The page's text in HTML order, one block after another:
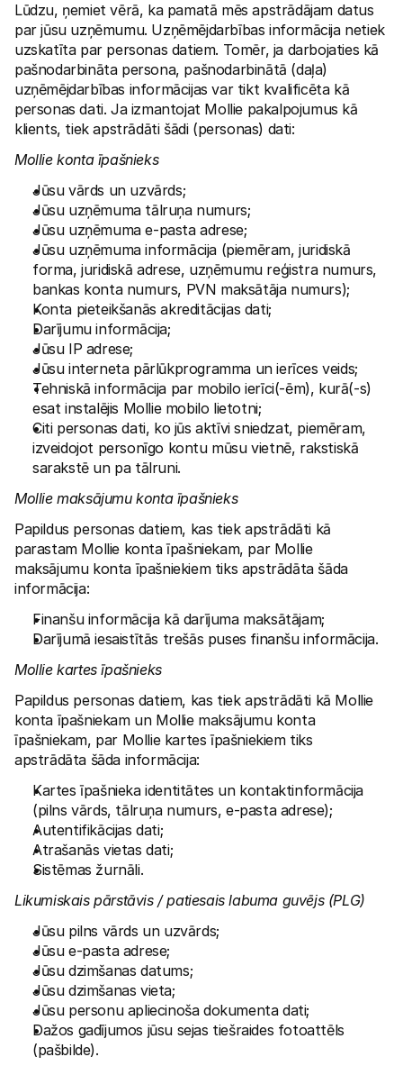
Lūdzu, ņemiet vērā, ka pamatā mēs apstrādājam datus
par jūsu uzņēmumu. Uzņēmējdarbības informācija netiek
uzskatīta par personas datiem. Tomēr, ja darbojaties kā
pašnodarbināta persona, pašnodarbinātā (daļa)
uzņēmējdarbības informācijas var tikt kvalificēta kā
personas dati. Ja izmantojat Mollie pakalpojumus kā
klients, tiek apstrādāti šādi (personas) dati:
Mollie konta īpašnieks
Jūsu vārds un uzvārds;
Jūsu uzņēmuma tālruņa numurs;
Jūsu uzņēmuma e-pasta adrese;
Jūsu uzņēmuma informācija (piemēram, juridiskā
forma, juridiskā adrese, uzņēmumu reģistra numurs,
bankas konta numurs, PVN maksātāja numurs);
Konta pieteikšanās akreditācijas dati;
Darījumu informācija;
Jūsu IP adrese;
Jūsu interneta pārlūkprogramma un ierīces veids;
Tehniskā informācija par mobilo ierīci(-ēm), kurā(-s)
esat instalējis Mollie mobilo lietotni;
Citi personas dati, ko jūs aktīvi sniedzat, piemēram,
izveidojot personīgo kontu mūsu vietnē, rakstiskā
sarakstē un pa tālruni.
Mollie maksājumu konta īpašnieks
Papildus personas datiem, kas tiek apstrādāti kā
parastam Mollie konta īpašniekam, par Mollie
maksājumu konta īpašniekiem tiks apstrādāta šāda
informācija:
Finanšu informācija kā darījuma maksātājam;
Darījumā iesaistītās trešās puses finanšu informācija.
Mollie kartes īpašnieks
Papildus personas datiem, kas tiek apstrādāti kā Mollie
konta īpašniekam un Mollie maksājumu konta
īpašniekam, par Mollie kartes īpašniekiem tiks
apstrādāta šāda informācija:
Kartes īpašnieka identitātes un kontaktinformācija
(pilns vārds, tālruņa numurs, e-pasta adrese);
Autentifikācijas dati;
Atrašanās vietas dati;
Sistēmas žurnāli.
Likumiskais pārstāvis / patiesais labuma guvējs (PLG)
Jūsu pilns vārds un uzvārds;
Jūsu e-pasta adrese;
Jūsu dzimšanas datums;
Jūsu dzimšanas vieta;
Jūsu personu apliecinoša dokumenta dati;
Dažos gadījumos jūsu sejas tiešraides fotoattēls
(pašbilde).